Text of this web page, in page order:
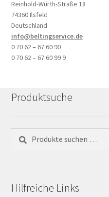
Reinhold-Würth-Straße 18
74360 Ilsfeld
Deutschland
info@beltingservice.de
0 70 62 – 67 60 90
0 70 62 – 67 60 99 9
Produktsuche
nach:
Hilfreiche Links